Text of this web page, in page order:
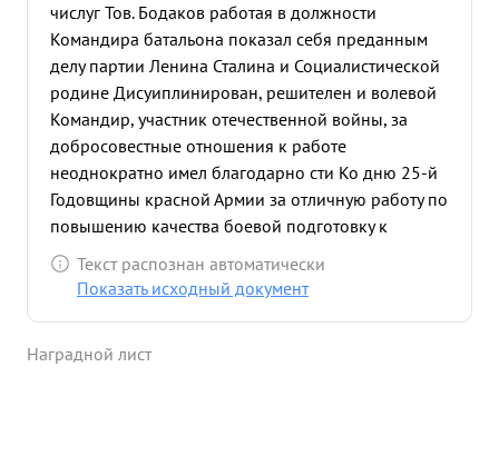
числуг Тов. Бодаков работая в должности
Командира батальона показал себя преданным
делу партии Ленина Сталина и Социалистической
родине Дисуиплинирован, решителен и волевой
Командир, участник отечественной войны, за
добросовестные отношения к работе
неоднократно имел благодарно сти Ко дню 25-й
Годовщины красной Армии за отличную работу по
повышению качества боевой подготовку к
строительст ву и проведению в боевую готовность
об боронительных рубежой МЗО - Военным
которым Командует тов. Бодаков при проверке
Текст распознан автоматически
Показать исходный документ
Наградной лист